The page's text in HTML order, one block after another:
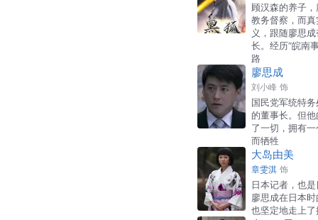
顾汉森的养子
教务督察，而
义，跟随廖思
长。经历“皖南
路
廖思成
刘小峰 饰
国民党军统特
的董事长。但
了一切，拥有
而牺牲
大岛由美
章雯淇 饰
日本记者，也
廖思成在日本
也坚定地走上